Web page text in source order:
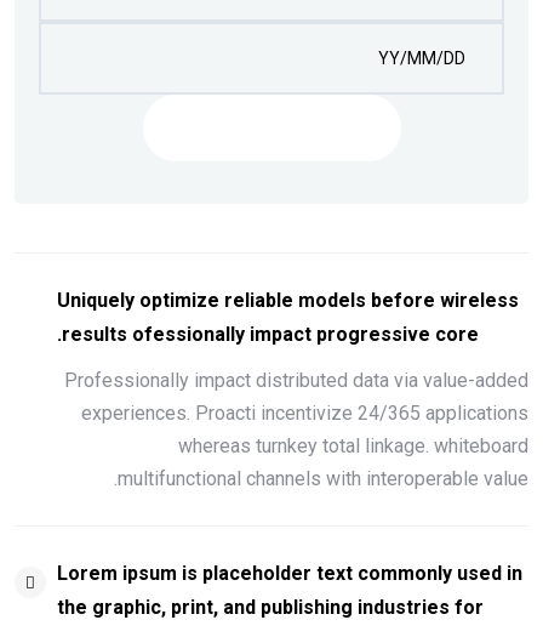
Uniquely optimize reliable models before wireless
results ofessionally impact progressive core.
Professionally impact distributed data via value-added
experiences. Proacti incentivize 24/365 applications
whereas turnkey total linkage. whiteboard
multifunctional channels with interoperable value.
Lorem ipsum is placeholder text commonly used in
the graphic, print, and publishing industries for